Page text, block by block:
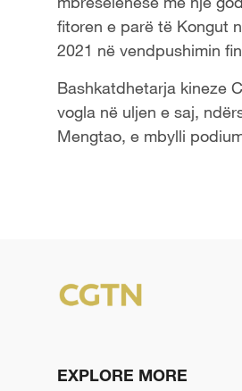
fitoren e parë të Kongut
2021 në vendpushimin
Bashkatdhetarja kineze
vogla në uljen e saj,
Mengtao, e mbylli
EXPLORE MORE